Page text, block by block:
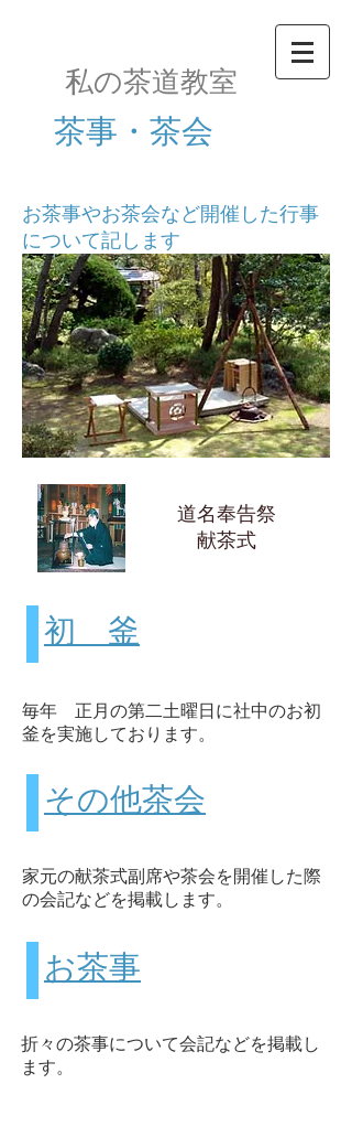
私の茶道教室​
茶事・茶会
お茶事やお茶会など開催した行事
について記します
道名奉告祭
献茶式
初 釜
毎年 正月の第二土曜日に社中のお初
釜を実施しております。
その他茶会
家元の献茶式副席や茶会を開催した際
の会記などを掲載します。
お茶事
折々の茶事について会記などを掲載し
ます。